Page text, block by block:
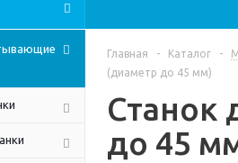
Главная - Каталог -
(диаметр до 45 мм)
Станок
до 45